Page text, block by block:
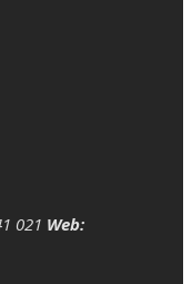
021 Web: